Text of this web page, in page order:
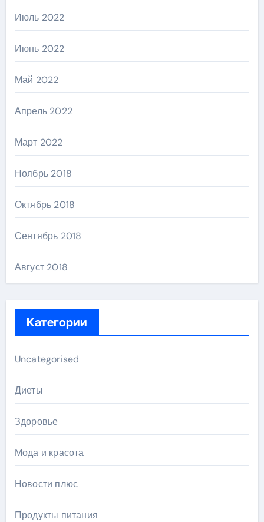
Июль 2022
Июнь 2022
Май 2022
Апрель 2022
Март 2022
Ноябрь 2018
Октябрь 2018
Сентябрь 2018
Август 2018
Категории
Uncategorised
Диеты
Здоровье
Мода и красота
Новости плюс
Продукты питания